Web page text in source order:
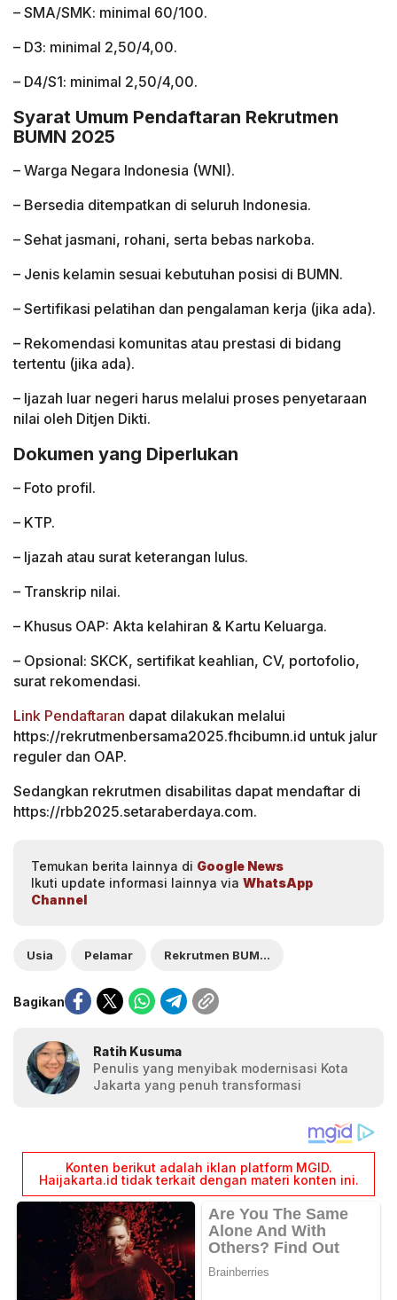
– SMA/SMK: minimal 60/100.
– D3: minimal 2,50/4,00.
– D4/S1: minimal 2,50/4,00.
Syarat Umum Pendaftaran Rekrutmen
BUMN 2025
– Warga Negara Indonesia (WNI).
– Bersedia ditempatkan di seluruh Indonesia.
– Sehat jasmani, rohani, serta bebas narkoba.
– Jenis kelamin sesuai kebutuhan posisi di BUMN.
– Sertifikasi pelatihan dan pengalaman kerja (jika ada).
– Rekomendasi komunitas atau prestasi di bidang
tertentu (jika ada).
– Ijazah luar negeri harus melalui proses penyetaraan
nilai oleh Ditjen Dikti.
Dokumen yang Diperlukan
– Foto profil.
– KTP.
– Ijazah atau surat keterangan lulus.
– Transkrip nilai.
– Khusus OAP: Akta kelahiran & Kartu Keluarga.
– Opsional: SKCK, sertifikat keahlian, CV, portofolio,
surat rekomendasi.
Link Pendaftaran dapat dilakukan melalui
https://rekrutmenbersama2025.fhcibumn.id untuk jalur
reguler dan OAP.
Sedangkan rekrutmen disabilitas dapat mendaftar di
https://rbb2025.setaraberdaya.com.
Temukan berita lainnya di Google News
Ikuti update informasi lainnya via WhatsApp
Channel
Usia Pelamar Rekrutmen BUMN 2025
Bagikan
Ratih Kusuma
Penulis yang menyibak modernisasi Kota
Jakarta yang penuh transformasi